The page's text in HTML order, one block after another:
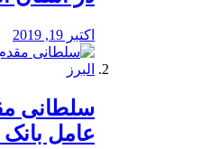
اکتبر 19, 2019
سلطانی
عامل بانک